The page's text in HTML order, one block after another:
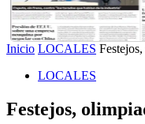
Inicio LOCALES
LOCALES
Festejos,